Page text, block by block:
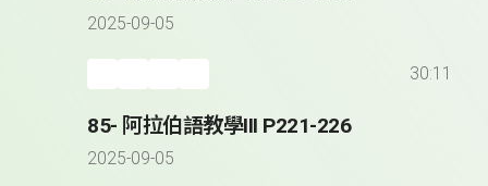
2025-09-05
30:11
85- 阿拉伯語教學III P221-226
2025-09-05